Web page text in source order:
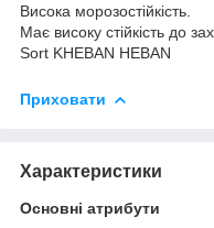
Висока морозостійкість.
Має високу стійкість до
Sort KHEBAN HEBAN
Приховати
Характеристики
Основні атрибути